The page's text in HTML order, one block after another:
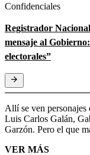
Confidenciales
Registrador
mensaje al
electorales”
Allí se ven
Luis Carlos Galán,
Garzón. Pero el que
VER MÁS